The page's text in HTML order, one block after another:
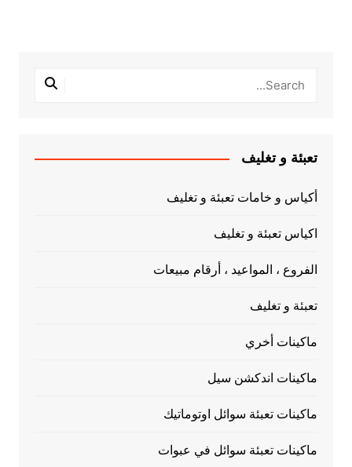
تعبئة و تغليف
أكياس و خامات تعبئة و تغليف
اكياس تعبئة و تغليف
الفروع ، المواعيد ، أرقام مبيعات
تعبئة و تغليف
ماكينات أخري
ماكينات اندكشن سيل
ماكينات تعبئة سوائل اوتوماتيك
ماكينات تعبئة سوائل في عبوات